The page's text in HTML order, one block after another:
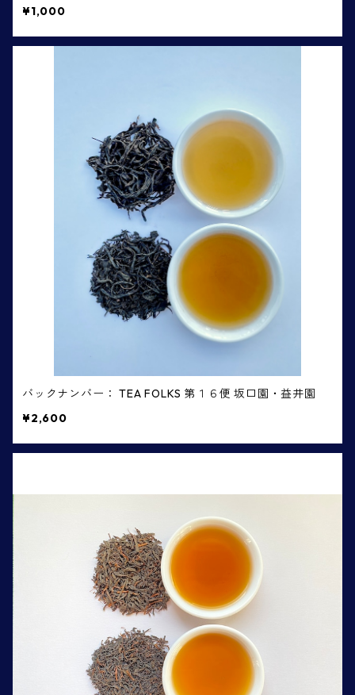
¥1,000
バックナンバー： TEA FOLKS 第１６便 坂口園・益井園
¥2,600